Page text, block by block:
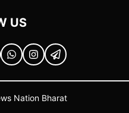
US
Nation Bharat